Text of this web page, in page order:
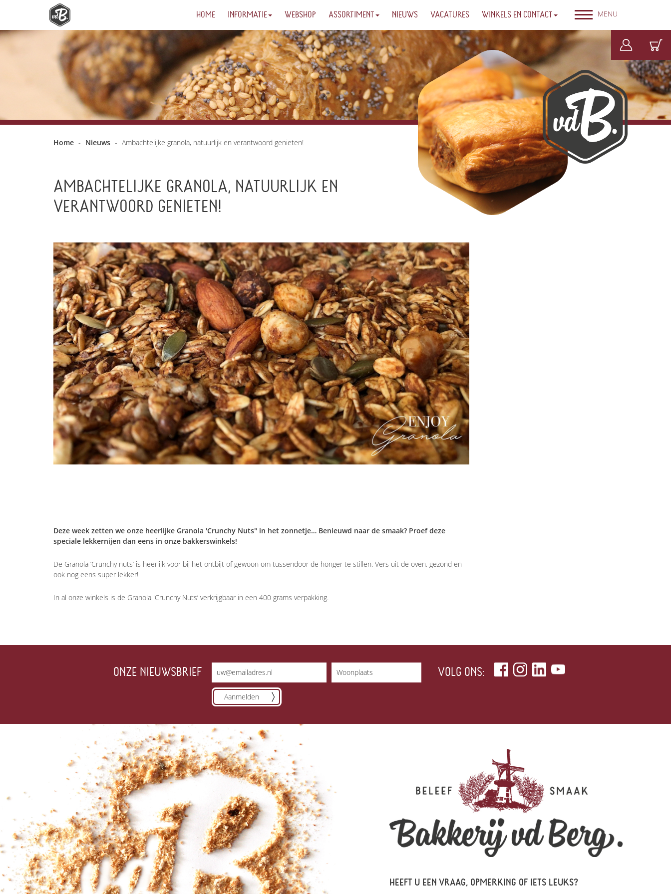
HOME INFORMATIE WEBSHOP ASSORTIMENT NIEUWS VACATURES WINKELS EN CONTACT MENU
Home - Nieuws - Ambachtelijke granola, natuurlijk en verantwoord genieten!
AMBACHTELIJKE GRANOLA, NATUURLIJK EN
VERANTWOORD GENIETEN!
Deze week zetten we onze heerlijke Granola 'Crunchy Nuts" in het zonnetje… Benieuwd naar de smaak? Proef deze
speciale lekkernijen dan eens in onze bakkerswinkels!
De Granola ‘Crunchy nuts’ is heerlijk voor bij het ontbijt of gewoon om tussendoor de honger te stillen. Vers uit de oven, gezond en
ook nog eens super lekker!
In al onze winkels is de Granola 'Crunchy Nuts’ verkrijgbaar in een 400 grams verpakking.
ONZE NIEUWSBRIEF
Aanmelden
VOLG ONS:
HEEFT U EEN VRAAG, OPMERKING OF IETS LEUKS?